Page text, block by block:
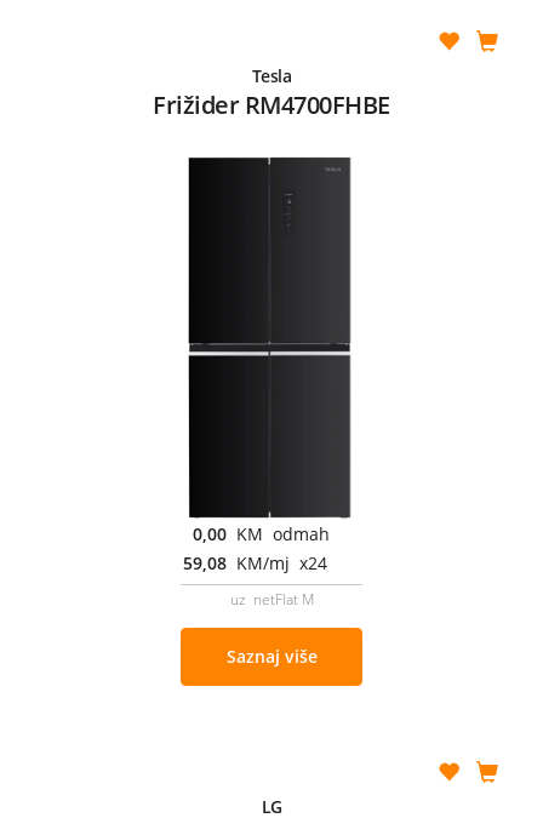
Tesla
Frižider RM4700FHBE
0,00 KM odmah
59,08 KM/mj x24
uz netFlat M
Saznaj više
LG